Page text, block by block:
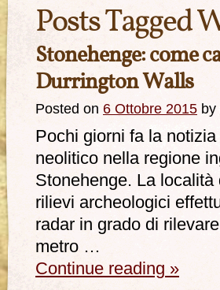
Posts Tagged
Stonehenge: come
Durrington Walls
Posted on 6 Ottobre 2015 by
Pochi giorni fa la
neolitico nella regione
Stonehenge. La
rilievi archeologici
radar in grado di
metro …
Continue reading »